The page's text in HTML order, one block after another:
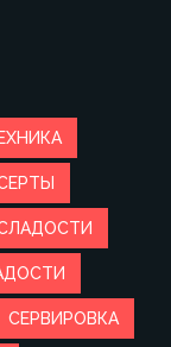
СЕРВИРОВКА